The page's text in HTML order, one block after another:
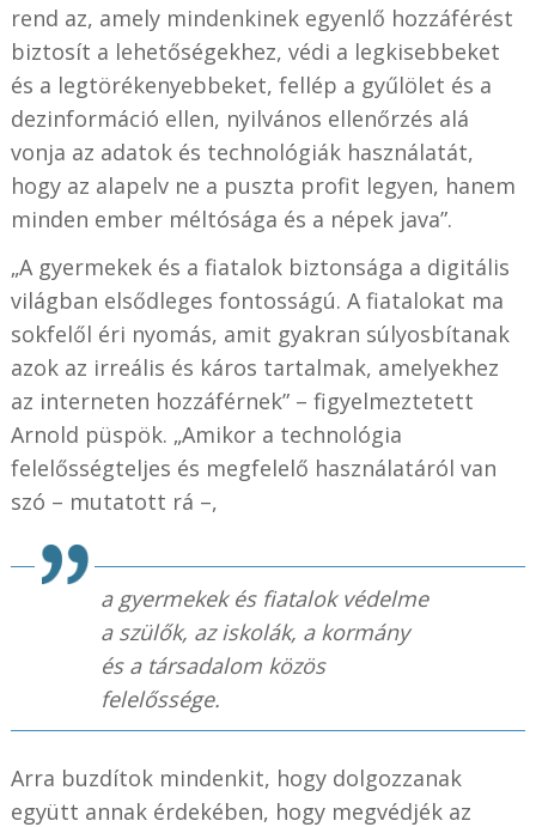
rend az, amely mindenkinek egyenlő hozzáférést
biztosít a lehetőségekhez, védi a legkisebbeket
és a legtörékenyebbeket, fellép a gyűlölet és a
dezinformáció ellen, nyilvános ellenőrzés alá
vonja az adatok és technológiák használatát,
hogy az alapelv ne a puszta profit legyen, hanem
minden ember méltósága és a népek java”.
„A gyermekek és a fiatalok biztonsága a digitális
világban elsődleges fontosságú. A fiatalokat ma
sokfelől éri nyomás, amit gyakran súlyosbítanak
azok az irreális és káros tartalmak, amelyekhez
az interneten hozzáférnek” – figyelmeztetett
Arnold püspök. „Amikor a technológia
felelősségteljes és megfelelő használatáról van
szó – mutatott rá –,
a gyermekek és fiatalok védelme
a szülők, az iskolák, a kormány
és a társadalom közös
felelőssége.
Arra buzdítok mindenkit, hogy dolgozzanak
együtt annak érdekében, hogy megvédjék az